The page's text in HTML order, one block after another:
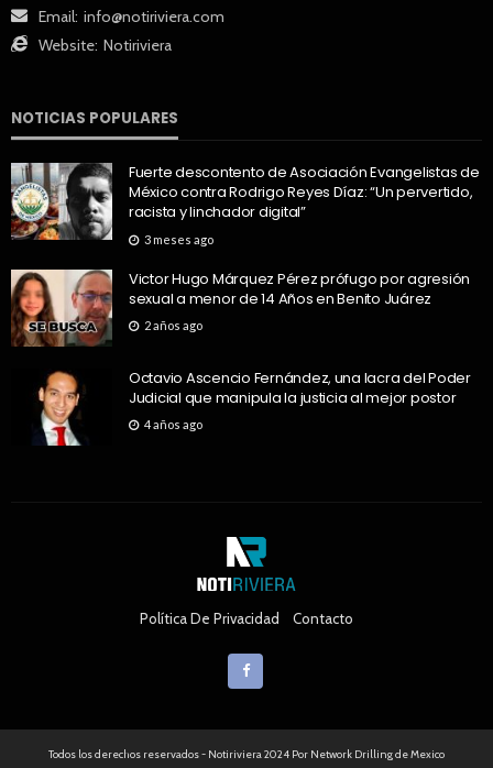
Email: info@notiriviera.com
Website: Notiriviera
NOTICIAS POPULARES
Fuerte descontento de Asociación Evangelistas de
México contra Rodrigo Reyes Díaz: “Un pervertido,
racista y linchador digital”
3 meses ago
Victor Hugo Márquez Pérez prófugo por agresión
sexual a menor de 14 Años en Benito Juárez
2 años ago
Octavio Ascencio Fernández, una lacra del Poder
Judicial que manipula la justicia al mejor postor
4 años ago
Política De Privacidad Contacto
Todos los derechos reservados - Notiriviera 2024 Por Network Drilling de Mexico